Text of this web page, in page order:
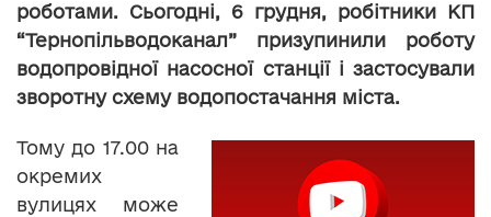
роботами. Сьогодні, 6 грудня, робітники КП
“Тернопільводоканал” призупинили роботу
водопровідної насосної станції і застосували
зворотну схему водопостачання міста.
Тому до 17.00 на
окремих
вулицях може